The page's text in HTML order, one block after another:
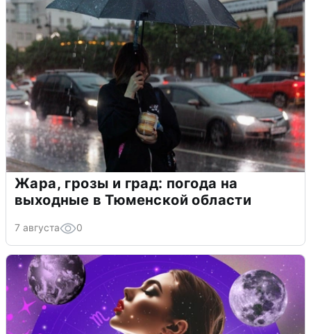
Жара, грозы и град: погода на
выходные в Тюменской области
7 августа 0